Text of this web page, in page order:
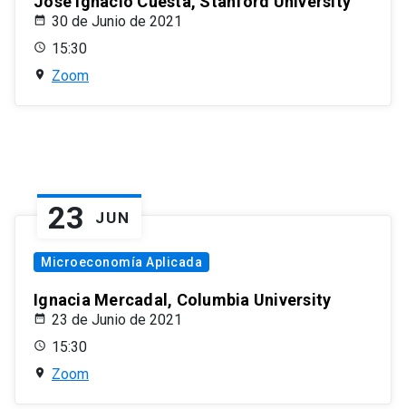
30 de Junio de 2021
15:30
Zoom
23 JUN
Microeconomía Aplicada
Ignacia Mercadal, Columbia University
23 de Junio de 2021
15:30
Zoom